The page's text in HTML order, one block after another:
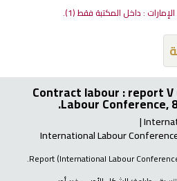
الإمارات : داخل المكتبة فقط(1).
Contract labour : report
Labour Conference,
International Labour
Report (International Labour